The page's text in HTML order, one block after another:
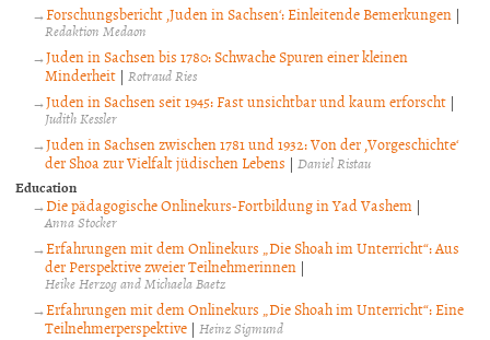
Forschungsbericht ‚Juden in Sachsen‘: Einleitende Bemerkungen |
Redaktion Medaon
Juden in Sachsen bis 1780: Schwache Spuren einer kleinen
Minderheit | Rotraud Ries
Juden in Sachsen seit 1945: Fast unsichtbar und kaum erforscht |
Judith Kessler
Juden in Sachsen zwischen 1781 und 1932: Von der ‚Vorgeschichte‘
der Shoa zur Vielfalt jüdischen Lebens | Daniel Ristau
Education
Die pädagogische Onlinekurs-Fortbildung in Yad Vashem |
Anna Stocker
Erfahrungen mit dem Onlinekurs „Die Shoah im Unterricht“: Aus
der Perspektive zweier Teilnehmerinnen |
Heike Herzog and Michaela Baetz
Erfahrungen mit dem Onlinekurs „Die Shoah im Unterricht“: Eine
Teilnehmerperspektive | Heinz Sigmund